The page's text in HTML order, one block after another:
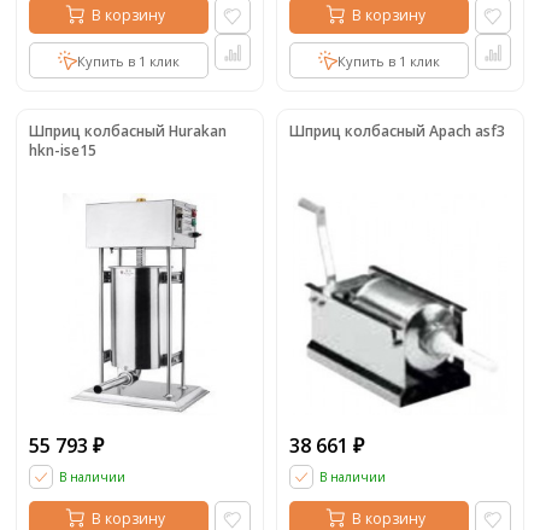
В корзину
Купить в 1 клик
В корзину
Купить в 1 клик
Шприц колбасный Hurakan
hkn-ise15
55 793 ₽
В наличии
В корзину
Шприц колбасный Apach asf3
38 661 ₽
В наличии
В корзину